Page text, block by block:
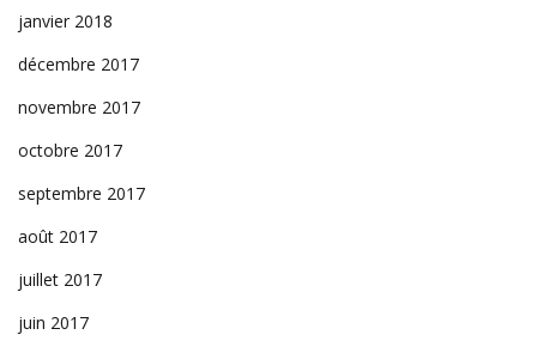
janvier 2018
décembre 2017
novembre 2017
octobre 2017
septembre 2017
août 2017
juillet 2017
juin 2017